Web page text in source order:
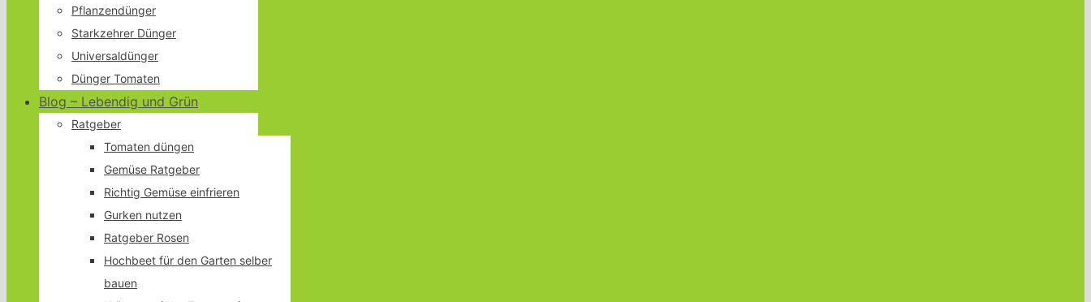
Pflanzendünger
Starkzehrer Dünger
Universaldünger
Dünger Tomaten
Blog – Lebendig und Grün
Ratgeber
Tomaten düngen
Gemüse Ratgeber
Richtig Gemüse einfrieren
Gurken nutzen
Ratgeber Rosen
Hochbeet für den Garten selber
bauen